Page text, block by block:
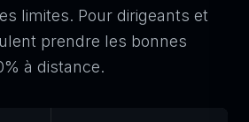
limites. Pour dirigeants et
prendre les bonnes
à distance.